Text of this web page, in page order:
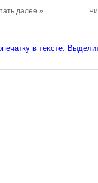
далее »
в тексте.